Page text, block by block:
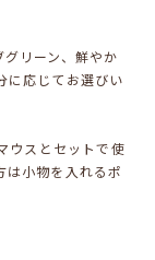
リーン、鮮やか
に応じてお選びい
ウスとセットで使
は小物を入れるポ